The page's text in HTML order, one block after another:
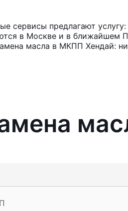
сервисы предлагают
в Москве и в ближайшем
масла в МКПП Хендай: